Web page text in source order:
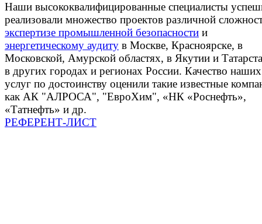
Наши высококвалифицированные специалисты
реализовали множество проектов различной
экспертизе промышленной безопасности и
энергетическому аудиту в Москве, Красноярске, в
Московской, Амурской областях, в Якутии и
в других городах и регионах России. Качество наших
услуг по достоинству оценили такие известные
как АК "АЛРОСА", "ЕвроХим", «НК «Роснефть»,
«Татнефть» и др.
РЕФЕРЕНТ-ЛИСТ